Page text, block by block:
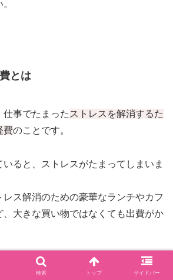
とは
仕事でたまった ストレスを解消するた
費のことです。
ると、ストレスがたまってしまいま
レス解消のための豪華なランチやカフ
、大きな買い物ではなくても出費がか
いとしても、自分がやりたい仕事、好
検索 トップ サイドバー